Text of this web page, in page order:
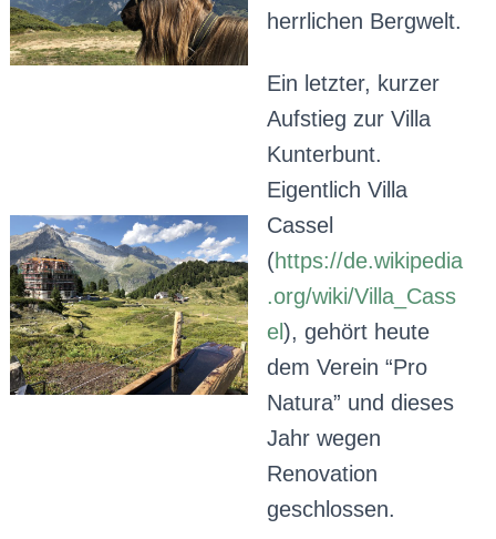
herrlichen Bergwelt.
Ein letzter, kurzer
Aufstieg zur Villa
Kunterbunt.
Eigentlich Villa
Cassel
(https://de.wikipedia
.org/wiki/Villa_Cass
el), gehört heute
dem Verein “Pro
Natura” und dieses
Jahr wegen
Renovation
geschlossen.